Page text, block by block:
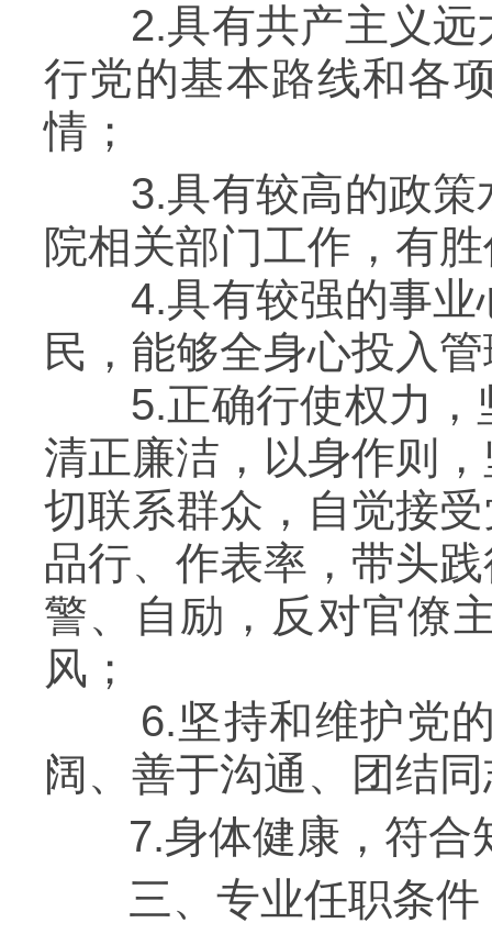
2.具有共产主义远
行党的基本路线和各
情；
3.具有较高的政策
院相关部门工作，有
4.具有较强的事业
民，能够全身心投入
5.正确行使权力，
清正廉洁，以身作则
切联系群众，自觉接
品行、作表率，带头
警、自励，反对官僚
风；
6.坚持和维护党的
阔、善于沟通、团结
7.身体健康，符合
三、专业任职条件